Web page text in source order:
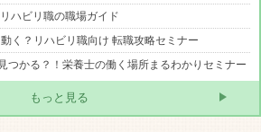
ハビリ職の職場ガイド
く？リハビリ職向け 転職攻略セミナー
つかる？！栄養士の働く場所まるわかりセミナー
もっと見る